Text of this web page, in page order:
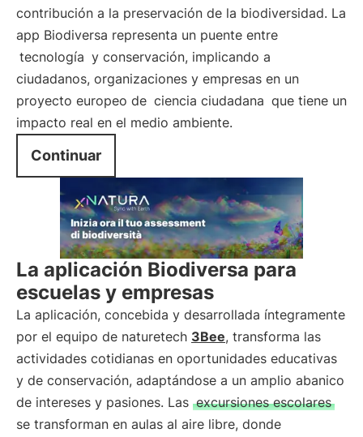
contribución a la preservación de la biodiversidad. La
app Biodiversa representa un puente entre
tecnología y conservación, implicando a
ciudadanos, organizaciones y empresas en un
proyecto europeo de ciencia ciudadana que tiene un
impacto real en el medio ambiente.
Continuar
La aplicación Biodiversa para
escuelas y empresas
La aplicación, concebida y desarrollada íntegramente
por el equipo de naturetech 3Bee, transforma las
actividades cotidianas en oportunidades educativas
y de conservación, adaptándose a un amplio abanico
de intereses y pasiones. Las excursiones escolares
se transforman en aulas al aire libre, donde